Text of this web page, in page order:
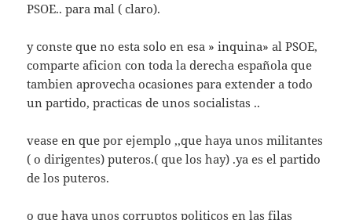
PSOE.. para mal ( claro).
y conste que no esta solo en esa » inquina» al PSOE,
comparte aficion con toda la derecha española que
tambien aprovecha ocasiones para extender a todo
un partido, practicas de unos socialistas ..
vease en que por ejemplo ,,que haya unos militantes
( o dirigentes) puteros.( que los hay) .ya es el partido
de los puteros.
o que haya unos corruptos politicos en las filas